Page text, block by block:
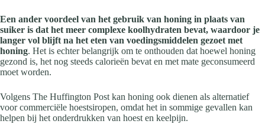
Een ander voordeel van het gebruik van honing in plaats van
suiker is dat het meer complexe koolhydraten bevat, waardoor je
langer vol blijft na het eten van voedingsmiddelen gezoet met
honing. Het is echter belangrijk om te onthouden dat hoewel honing
gezond is, het nog steeds calorieën bevat en met mate geconsumeerd
moet worden.
Volgens The Huffington Post kan honing ook dienen als alternatief
voor commerciële hoestsiropen, omdat het in sommige gevallen kan
helpen bij het onderdrukken van hoest en keelpijn.